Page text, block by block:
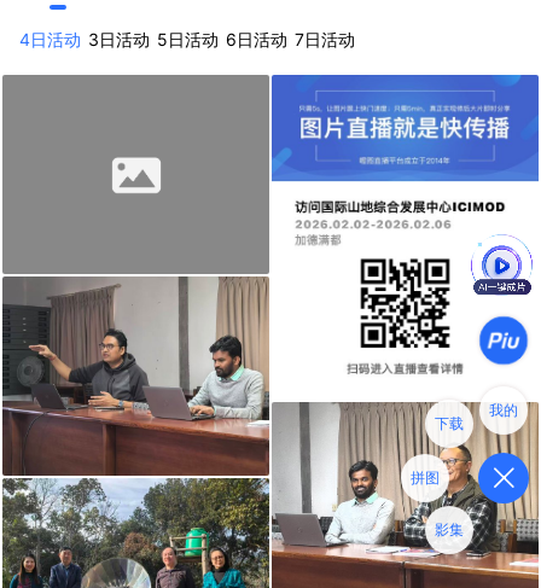
4日活动 3日活动 5日活动 6日活动 7日活动
我的
下载
拼图
影集